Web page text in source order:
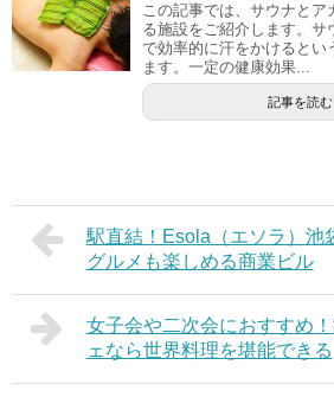
この記事では、サウナとア
る施設をご紹介します。サ
で効率的に汗をかけるとい
ます。一定の健康効果...
記事を読む
駅直結！Esola（エソラ）池
グルメも楽しめる商業ビル
女子会や二次会におすすめ
ェなら世界料理を堪能できる